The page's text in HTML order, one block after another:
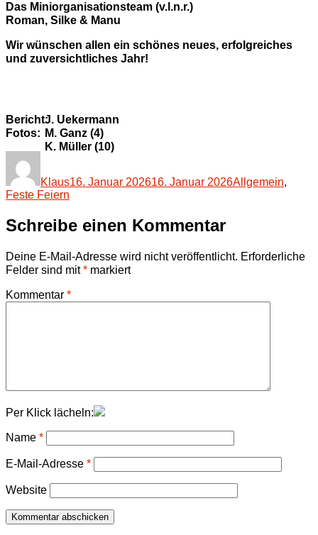
Das Miniorganisationsteam (v.l.n.r.)
Roman, Silke & Manu
Wir wünschen allen ein schönes neues, erfolgreiches
und zuversichtliches Jahr!
Bericht:
Fotos:
J. Uekermann
M. Ganz (4)
K. Müller (10)
Klaus
Veröffentlicht
16. Januar 202616. Januar 2026Allgemein,
Feste Feiern
Schreibe einen Kommentar
Deine E-Mail-Adresse wird nicht veröffentlicht. Erforderliche
Felder sind mit* markiert
Kommentar *
Per Klick lächeln:
Name *
E-Mail-Adresse *
Website